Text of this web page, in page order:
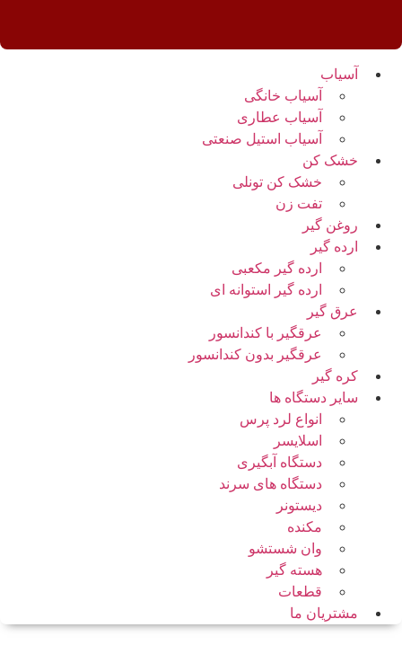
آسیاب
آسیاب خانگی
آسیاب عطاری
آسیاب استیل صنعتی
خشک کن
خشک کن تونلی
تفت زن
روغن گیر
ارده گیر
ارده گیر مکعبی
ارده گیر استوانه ای
عرق گیر
عرقگیر با کندانسور
عرقگیر بدون کندانسور
کره گیر
سایر دستگاه ها
انواع لرد پرس
اسلایسر
دستگاه آبگیری
دستگاه های سرند
دیستونر
مکنده
وان شستشو
هسته گیر
قطعات
مشتریان ما